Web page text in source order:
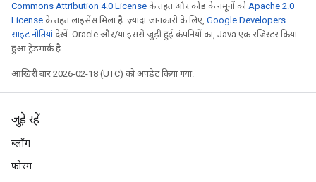
Commons Attribution 4.0 License के तहत और कोड के नमूनों कोApache 2.0
License के तहत लाइसेंस मिला है. ज़्यादा जानकारी के लिए, Google Developers
साइट नीतियांदेखें. Oracle और/या इससे जुड़ी हुई कंपनियों का, Java एक रजिस्टर किया
हुआ ट्रेडमार्क है.
आखिरी बार 2026-02-18 (UTC) को अपडेट किया गया.
जुड़े रहें
ब्लॉग
फ़ोरम